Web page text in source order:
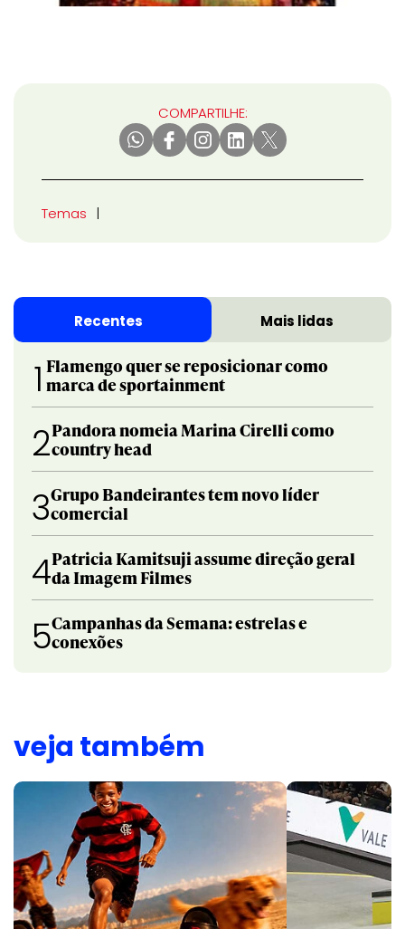
COMPARTILHE:
Temas
Recentes Mais lidas
1 Flamengo quer se reposicionar como
marca de sportainment
2Pandora nomeia Marina Cirelli como
country head
3Grupo Bandeirantes tem novo líder
comercial
4Patricia Kamitsuji assume direção geral
da Imagem Filmes
5Campanhas da Semana: estrelas e
conexões
veja também